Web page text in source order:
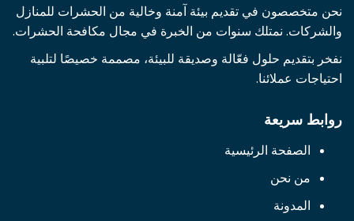
نحن متخصصون في تقديم بيئة آمنة وخالية من الحشرات للمنازل
والشركات. نمتلك سنوات من الخبرة في مجال مكافحة الحشرات.
نفخر بتقديم حلول فعّالة وصديقة للبيئة، مصممة خصيصًا لتلبية
احتياجات عملائنا.
روابط سريعة
الصفحة الرئيسية
من نحن
المدونة